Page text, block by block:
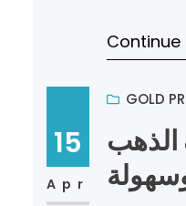
Continue
15
Apr
GOLD